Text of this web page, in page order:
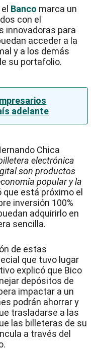
Banco marca un
con el
innovadoras para
acceder a la
y a los demás
su portafolio.
adelante
Chica
electrónica
son productos
popular y la
que está próximo el
inversión 100%
adquirirlo en
sencilla.
de estas
que tuvo lugar
explicó que Bico
depósitos de
impactar a un
podrán ahorrar y
trasladarse a las
las billeteras de su
a través del